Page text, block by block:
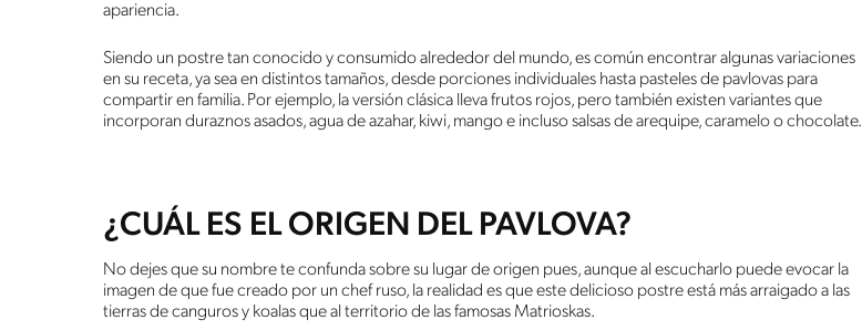
apariencia.
Siendo un postre tan conocido y consumido alrededor del mundo, es común encontrar algunas variaciones
en su receta, ya sea en distintos tamaños, desde porciones individuales hasta pasteles de pavlovas para
compartir en familia. Por ejemplo, la versión clásica lleva frutos rojos, pero también existen variantes que
incorporan duraznos asados, agua de azahar, kiwi, mango e incluso salsas de arequipe, caramelo o chocolate.
¿CUÁL ES EL ORIGEN DEL PAVLOVA?
No dejes que su nombre te confunda sobre su lugar de origen pues, aunque al escucharlo puede evocar la
imagen de que fue creado por un chef ruso, la realidad es que este delicioso postre está más arraigado a las
tierras de canguros y koalas que al territorio de las famosas Matrioskas.